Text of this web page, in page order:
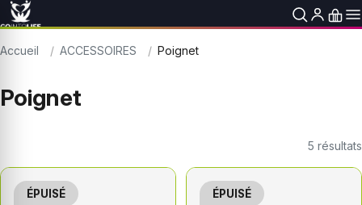
Accueil ACCESSOIRES Poignet
Poignet
5 résultats
ÉPUISÉ ÉPUISÉ